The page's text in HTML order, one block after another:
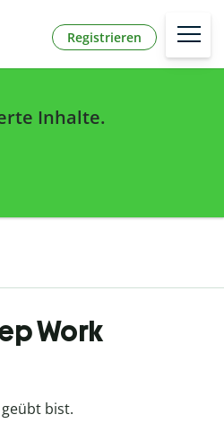
Registrieren
Inhalte.
Work
bist.